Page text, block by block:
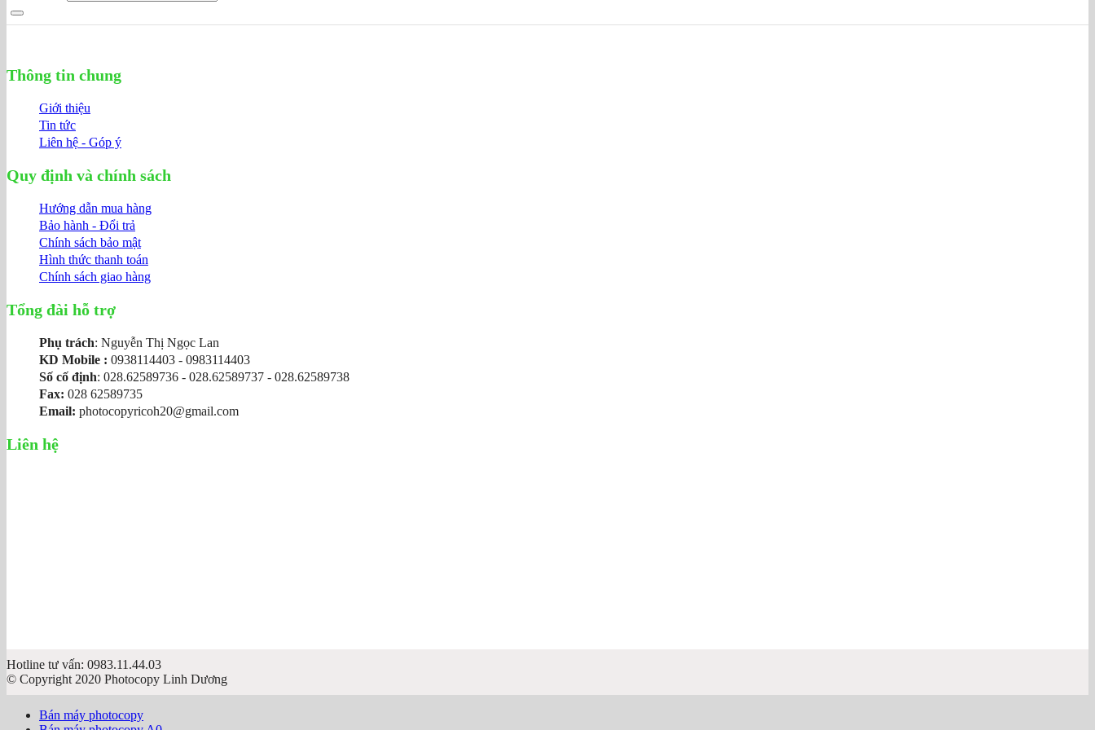
Thông tin chung
Giới thiệu
Tin tức
Liên hệ - Góp ý
Quy định và chính sách
Hướng dẫn mua hàng
Bảo hành - Đổi trả
Chính sách bảo mật
Hình thức thanh toán
Chính sách giao hàng
Tổng đài hỗ trợ
Phụ trách: Nguyễn Thị Ngọc Lan
KD Mobile : 0938114403 - 0983114403
Số cố định: 028.62589736 - 028.62589737 - 028.62589738
Fax: 028 62589735
Email: photocopyricoh20@gmail.com
Liên hệ
Hotline tư vấn: 0983.11.44.03
© Copyright 2020 Photocopy Linh Dương
Bán máy photocopy